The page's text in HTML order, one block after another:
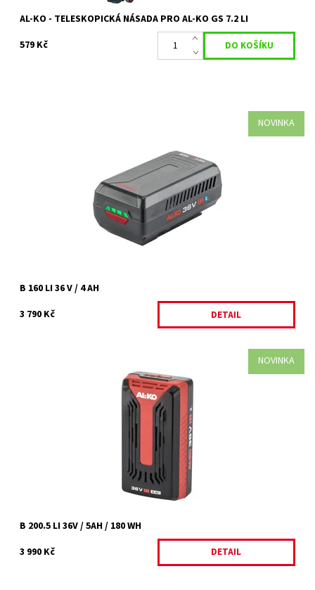
AL-KO - TELESKOPICKÁ NÁSADA PRO AL-KO GS 7.2 LI
579 Kč
NOVINKA
stříhání živých plotů, kácení stromů, sekání trávy nebo foukání
Na objednávku
35635
AL-KO
2 roky
B 160 LI 36 V / 4 AH
3 790 Kč
DETAIL
NOVINKA
Jeden akumulátor pro různé zahradnické úkoly Sečení trávníku,
zastřihování živých plotů, řezání větví, sekání trávy, foukání listí a
Momentálně nedostupné
B 200.5 LI 36V / 5AH / 180 WH
3 990 Kč
DETAIL